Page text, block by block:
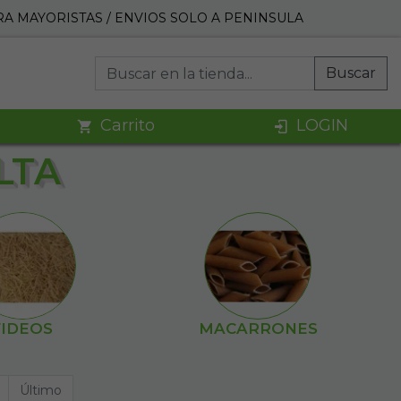
MAYORISTAS / ENVIOS SOLO A PENINSULA
Buscar
Carrito LOGIN
MACARRONES
Último